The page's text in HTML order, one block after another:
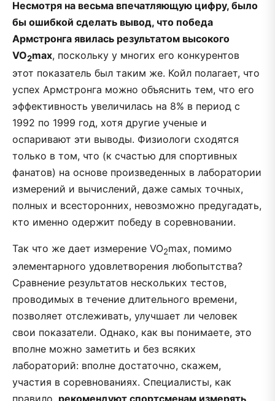
Несмотря на весьма впечатляющую цифру, было
бы ошибкой сделать вывод, что победа
Армстронга явилась результатом высокого
VO2max, поскольку у многих его конкурентов
этот показатель был таким же. Койл полагает, что
успех Армстронга можно объяснить тем, что его
эффективность увеличилась на 8% в период с
1992 по 1999 год, хотя другие ученые и
оспаривают эти выводы. Физиологи сходятся
только в том, что (к счастью для спортивных
фанатов) на основе произведенных в лаборатории
измерений и вычислений, даже самых точных,
полных и всесторонних, невозможно предугадать,
кто именно одержит победу в соревновании.
Так что же дает измерение VO2max, помимо
элементарного удовлетворения любопытства?
Сравнение результатов нескольких тестов,
проводимых в течение длительного времени,
позволяет отслеживать, улучшает ли человек
свои показатели. Однако, как вы понимаете, это
вполне можно заметить и без всяких
лабораторий: вполне достаточно, скажем,
участия в соревнованиях. Специалисты, как